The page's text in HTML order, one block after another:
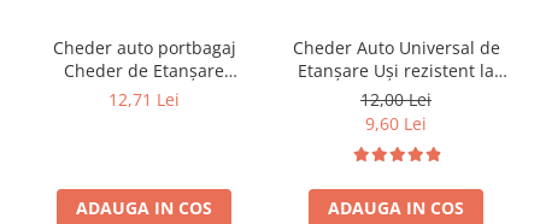
Cheder auto portbagaj
Cheder de Etanșare
Profesional din Cauciuc -
Liniar
12,71 Lei
ADAUGA IN COS
Cheder Auto Universal de
Etanșare Uși rezistent la
intemperii, raze UV,
îmbătrânire și temperaturi
extreme
12,00 Lei
9,60 Lei
ADAUGA IN COS